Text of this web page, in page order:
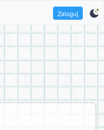
Zaloguj